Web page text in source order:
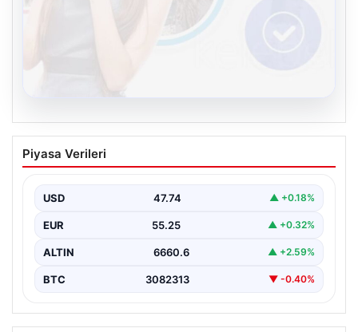
Kelebek sohbet platformu İle Dijital
İletişimin Seviyeli Adresi Ve Chat
İnternet dünyasında kullanıcıların güvenli bir şekilde
Günümüzde…
Piyasa Verileri
USD 47.74 ▲ +0.18%
EUR 55.25 ▲ +0.32%
ALTIN 6660.6 ▲ +2.59%
BTC 3082313 ▼ -0.40%